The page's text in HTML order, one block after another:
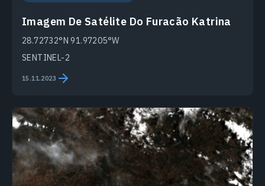
Imagem De Satélite Do Furacão Katrina
28.72732°N 91.97205°W
SENTINEL-2
15.11.2023